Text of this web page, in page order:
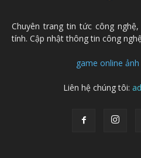
Chuyên trang tin tức công
tính. Cập nhật thông tin công
game online
Liên hệ chúng tôi: